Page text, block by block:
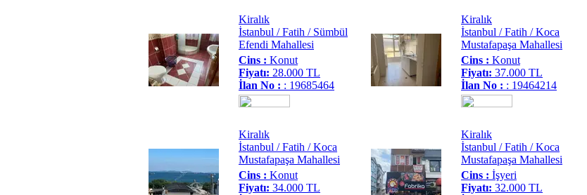
Kiralık
İstanbul / Fatih / Sümbül
Efendi Mahallesi
Cins : Konut
Fiyatı: 28.000 TL
İlan No : : 19685464
Kiralık
İstanbul / Fatih / Koca
Mustafapaşa Mahallesi
Cins : Konut
Fiyatı: 37.000 TL
İlan No : : 19464214
Kiralık
İstanbul / Fatih / Koca
Mustafapaşa Mahallesi
Cins : Konut
Fiyatı: 34.000 TL
Kiralık
İstanbul / Fatih / Koca
Mustafapaşa Mahallesi
Cins : İşyeri
Fiyatı: 32.000 TL